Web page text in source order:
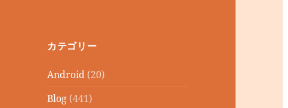
カテゴリー
Android (20)
Blog (441)